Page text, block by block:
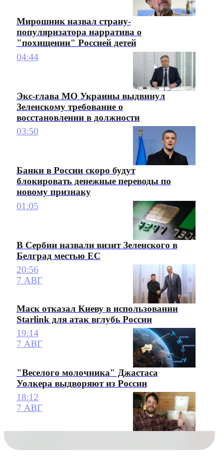
Мирошник назвал страну-
популяризатора нарратива о
"похищении" Россией детей
04:44
Экс-глава МО Украины выдвинул
Зеленскому требование о
восстановлении в должности
03:50
Банки в России скоро будут
блокировать денежные переводы по
новому признаку
01:05
В Сербии назвали визит Зеленского в
Белград местью ЕС
20:56
7 АВГ
Маск отказал Киеву в использовании
Starlink для атак вглубь России
19:14
7 АВГ
"Веселого молочника" Джастаса
Уолкера выдворяют из России
18:12
7 АВГ